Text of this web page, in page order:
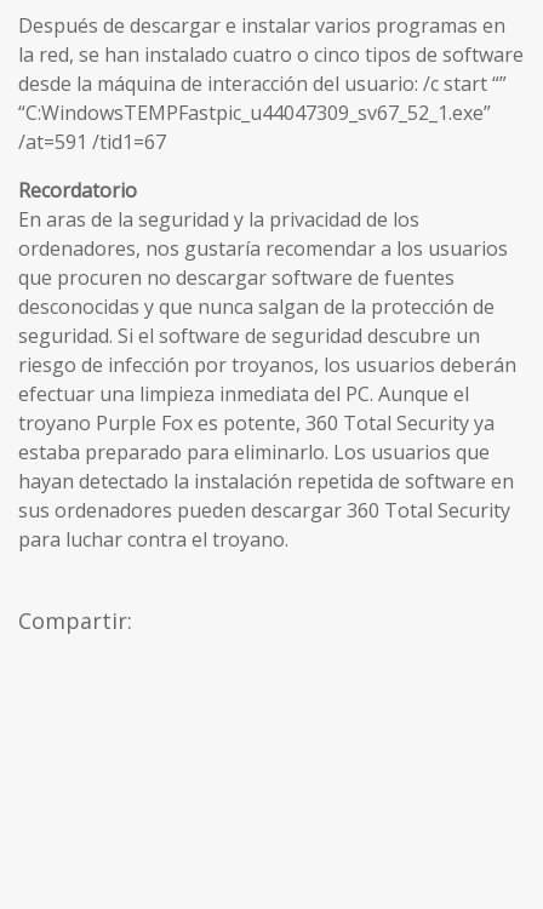
Después de descargar e instalar varios programas en
la red, se han instalado cuatro o cinco tipos de software
desde la máquina de interacción del usuario: /c start “”
“C:WindowsTEMPFastpic_u44047309_sv67_52_1.exe”
/at=591 /tid1=67
Recordatorio
En aras de la seguridad y la privacidad de los
ordenadores, nos gustaría recomendar a los usuarios
que procuren no descargar software de fuentes
desconocidas y que nunca salgan de la protección de
seguridad. Si el software de seguridad descubre un
riesgo de infección por troyanos, los usuarios deberán
efectuar una limpieza inmediata del PC. Aunque el
troyano Purple Fox es potente, 360 Total Security ya
estaba preparado para eliminarlo. Los usuarios que
hayan detectado la instalación repetida de software en
sus ordenadores pueden descargar 360 Total Security
para luchar contra el troyano.
Compartir: